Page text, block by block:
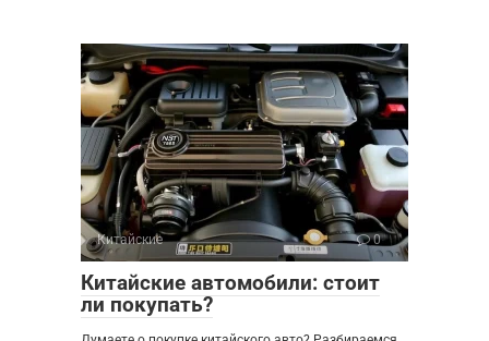
Китайские 0
Китайские автомобили: стоит
ли покупать?